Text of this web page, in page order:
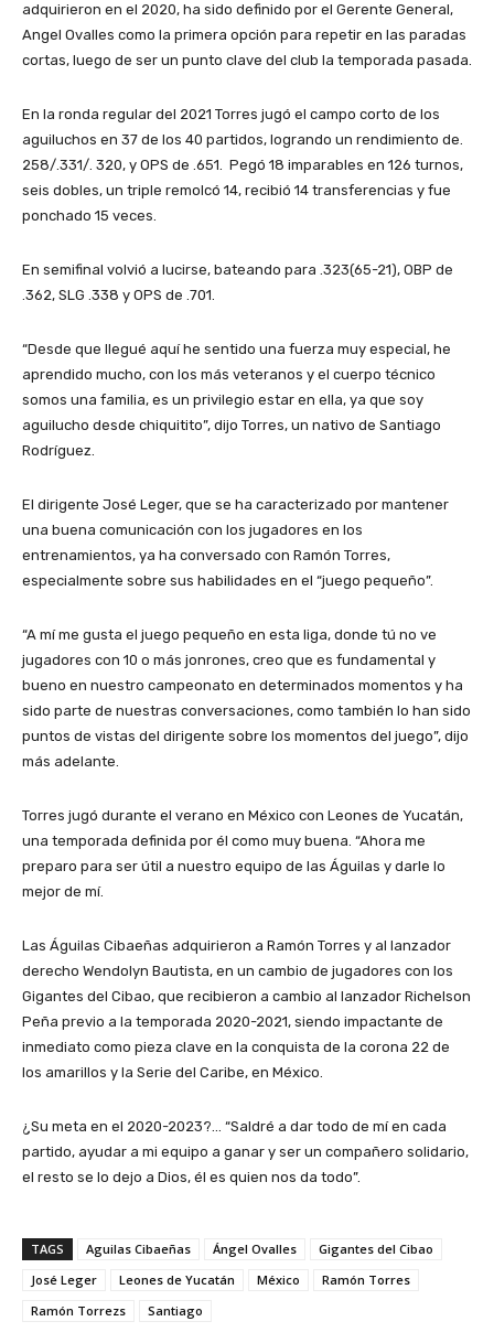
adquirieron en el 2020, ha sido definido por el Gerente General,
Angel Ovalles como la primera opción para repetir en las paradas
cortas, luego de ser un punto clave del club la temporada pasada.
En la ronda regular del 2021 Torres jugó el campo corto de los
aguiluchos en 37 de los 40 partidos, logrando un rendimiento de.
258/.331/. 320, y OPS de .651. Pegó 18 imparables en 126 turnos,
seis dobles, un triple remolcó 14, recibió 14 transferencias y fue
ponchado 15 veces.
En semifinal volvió a lucirse, bateando para .323(65-21), OBP de
.362, SLG .338 y OPS de .701.
“Desde que llegué aquí he sentido una fuerza muy especial, he
aprendido mucho, con los más veteranos y el cuerpo técnico
somos una familia, es un privilegio estar en ella, ya que soy
aguilucho desde chiquitito”, dijo Torres, un nativo de Santiago
Rodríguez.
El dirigente José Leger, que se ha caracterizado por mantener
una buena comunicación con los jugadores en los
entrenamientos, ya ha conversado con Ramón Torres,
especialmente sobre sus habilidades en el “juego pequeño”.
“A mí me gusta el juego pequeño en esta liga, donde tú no ve
jugadores con 10 o más jonrones, creo que es fundamental y
bueno en nuestro campeonato en determinados momentos y ha
sido parte de nuestras conversaciones, como también lo han sido
puntos de vistas del dirigente sobre los momentos del juego”, dijo
más adelante.
Torres jugó durante el verano en México con Leones de Yucatán,
una temporada definida por él como muy buena. “Ahora me
preparo para ser útil a nuestro equipo de las Águilas y darle lo
mejor de mí.
Las Águilas Cibaeñas adquirieron a Ramón Torres y al lanzador
derecho Wendolyn Bautista, en un cambio de jugadores con los
Gigantes del Cibao, que recibieron a cambio al lanzador Richelson
Peña previo a la temporada 2020-2021, siendo impactante de
inmediato como pieza clave en la conquista de la corona 22 de
los amarillos y la Serie del Caribe, en México.
¿Su meta en el 2020-2023?… “Saldré a dar todo de mí en cada
partido, ayudar a mi equipo a ganar y ser un compañero solidario,
el resto se lo dejo a Dios, él es quien nos da todo”.
TAGS Aguilas Cibaeñas Ángel Ovalles
Gigantes del Cibao
José Leger
Leones de Yucatán México
Ramón Torres
Ramón Torrezs
Santiago